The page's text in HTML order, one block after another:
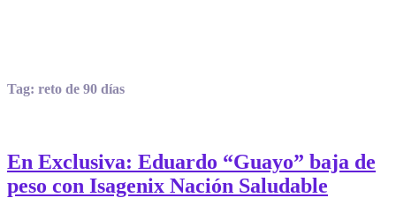
Tag: reto de 90 días
En Exclusiva: Eduardo “Guayo” baja de
peso con Isagenix Nación Saludable